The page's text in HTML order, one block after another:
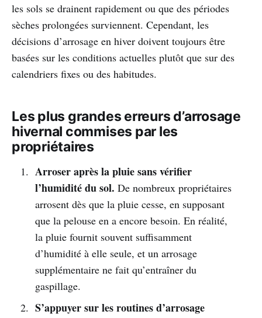
les sols se drainent rapidement ou que des périodes
sèches prolongées surviennent. Cependant, les
décisions d’arrosage en hiver doivent toujours être
basées sur les conditions actuelles plutôt que sur des
calendriers fixes ou des habitudes.
Les plus grandes erreurs d’arrosage
hivernal commises par les
propriétaires
Arroser après la pluie sans vérifier
l’humidité du sol. De nombreux propriétaires
arrosent dès que la pluie cesse, en supposant
que la pelouse en a encore besoin. En réalité,
la pluie fournit souvent suffisamment
d’humidité à elle seule, et un arrosage
supplémentaire ne fait qu’entraîner du
gaspillage.
S’appuyer sur les routines d’arrosage